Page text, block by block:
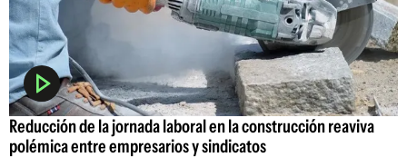
Reducción de la jornada laboral en la construcción reaviva
polémica entre empresarios y sindicatos